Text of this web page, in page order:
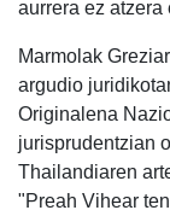
aurrera ez atzera
Marmolak
argudio
Originalena
jurisprudentzian
Thailandiaren
"Preah Vihear